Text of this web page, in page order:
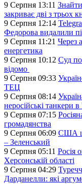
9 Серпня 13:11
закриває дві з трьох
9 Серпня 12:14
Федорова видалили
9 Серпня 11:21 Через
енергетика
9 Серпня 10:12 Суд
відомо
9 Серпня 09:33
ТЕЦ
9 Серпня 08:14
неросійські танкери
9 Серпня 07:15
громадянства
9 Серпня 06:09 США
– Зеленський
9 Серпня 05:11 Росія
Херсонській області
9 Серпня 04:29
Дарданелли: які